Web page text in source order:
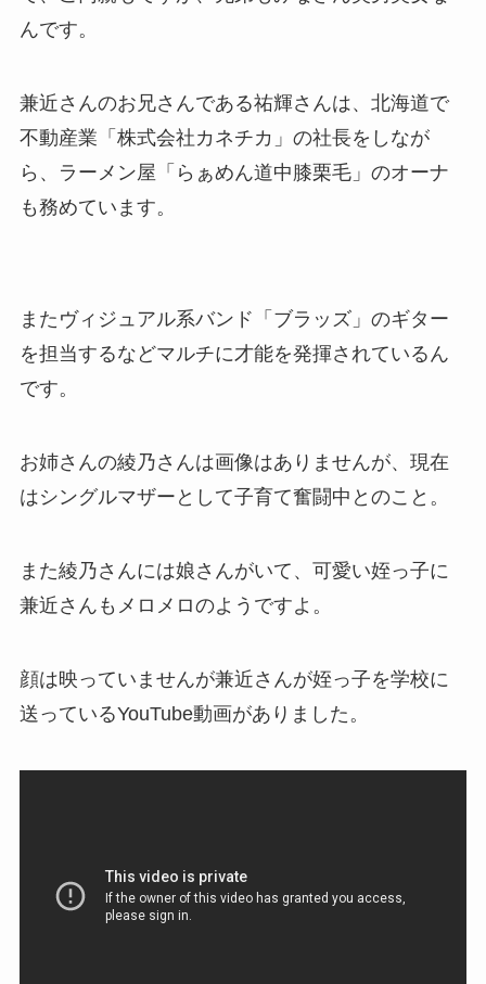
んです。
兼近さんのお兄さんである祐輝さんは、北海道で
不動産業「株式会社カネチカ」の社長をしなが
ら、ラーメン屋「らぁめん道中膝栗毛」のオーナ
も務めています。
またヴィジュアル系バンド「ブラッズ」のギター
を担当するなどマルチに才能を発揮されているん
です。
お姉さんの綾乃さんは画像はありませんが、現在
はシングルマザーとして子育て奮闘中とのこと。
また綾乃さんには娘さんがいて、可愛い姪っ子に
兼近さんもメロメロのようですよ。
顔は映っていませんが兼近さんが姪っ子を学校に
送っているYouTube動画がありました。